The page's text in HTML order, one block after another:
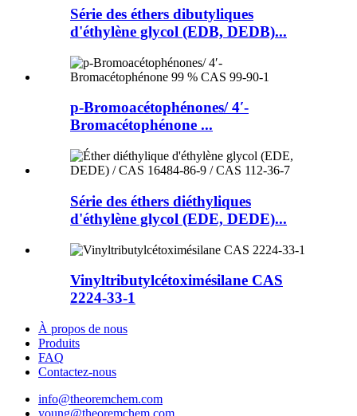
Série des éthers dibutyliques
d'éthylène glycol (EDB, DEDB)...
p-Bromoacétophénones/ 4′-
Bromacétophénone ...
Série des éthers diéthyliques
d'éthylène glycol (EDE, DEDE)...
Vinyltributylcétoximésilane CAS
2224-33-1
À propos de nous
Produits
FAQ
Contactez-nous
info@theoremchem.com
young@theoremchem.com